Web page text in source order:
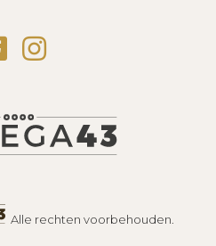
Alle rechten voorbehouden.